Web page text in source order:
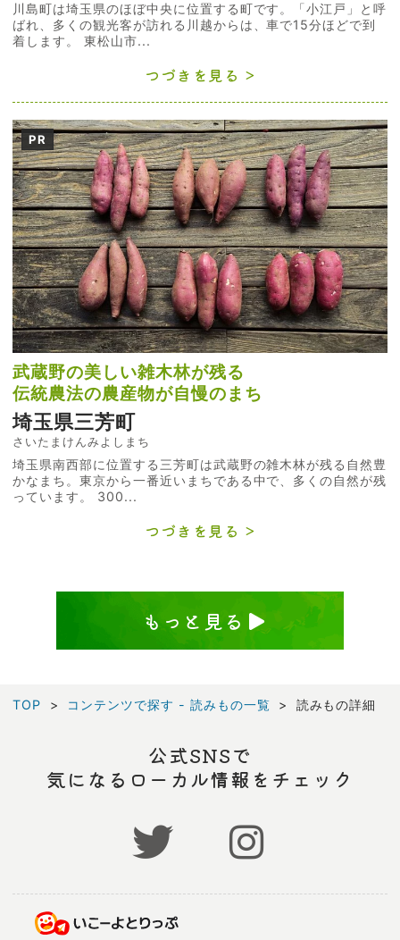
川島町は埼玉県のほぼ中央に位置する町です。「小江戸」と呼
ばれ、多くの観光客が訪れる川越からは、車で15分ほどで到
着します。 東松山市...
つづきを見る
PR
武蔵野の美しい雑木林が残る
伝統農法の農産物が自慢のまち
埼玉県三芳町
さいたまけんみよしまち
埼玉県南西部に位置する三芳町は武蔵野の雑木林が残る自然豊
かなまち。東京から一番近いまちである中で、多くの自然が残
っています。 300...
つづきを見る
もっと見る
TOP コンテンツで探す - 読みもの一覧 読みもの詳細
公式SNSで
気になるローカル情報をチェック